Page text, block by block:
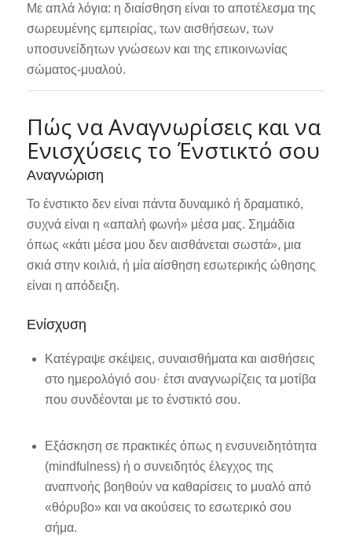
Με απλά λόγια: η διαίσθηση είναι το αποτέλεσμα της
σωρευμένης εμπειρίας, των αισθήσεων, των
υποσυνείδητων γνώσεων και της επικοινωνίας
σώματος‐μυαλού.
Πώς να Αναγνωρίσεις και να
Ενισχύσεις το Ένστικτό σου
Αναγνώριση
Το ένστικτο δεν είναι πάντα δυναμικό ή δραματικό,
συχνά είναι η «απαλή φωνή» μέσα μας. Σημάδια
όπως «κάτι μέσα μου δεν αισθάνεται σωστά», μια
σκιά στην κοιλιά, ή μία αίσθηση εσωτερικής ώθησης
είναι η απόδειξη.
Ενίσχυση
Κατέγραψε σκέψεις, συναισθήματα και αισθήσεις
στο ημερολόγιό σου· έτσι αναγνωρίζεις τα μοτίβα
που συνδέονται με το ένστικτό σου.
Εξάσκηση σε πρακτικές όπως η ενσυνειδητότητα
(mindfulness) ή ο συνειδητός έλεγχος της
αναπνοής βοηθούν να καθαρίσεις το μυαλό από
«θόρυβο» και να ακούσεις το εσωτερικό σου
σήμα.